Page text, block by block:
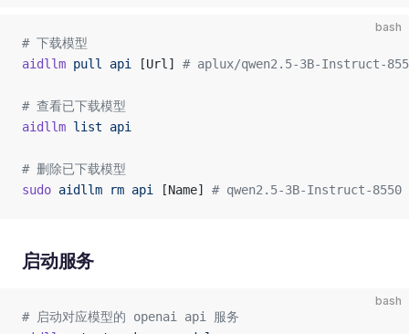
bash
# 下载模型
aidllm pull api [Url] # aplux/qwen2.5-3B-Instruct-
# 查看已下载模型
aidllm list api
# 删除已下载模型
sudo aidllm rm api [Name] # qwen2.5-3B-Instruct-8550
启动服务
bash
# 启动对应模型的 openai api 服务